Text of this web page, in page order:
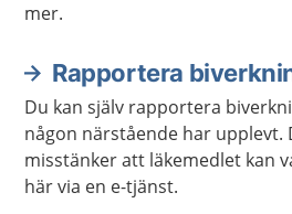
mer.
Rapportera
Du kan själv rapportera
någon närstående har upplevt.
misstänker att läkemedlet kan
här via en e-tjänst.